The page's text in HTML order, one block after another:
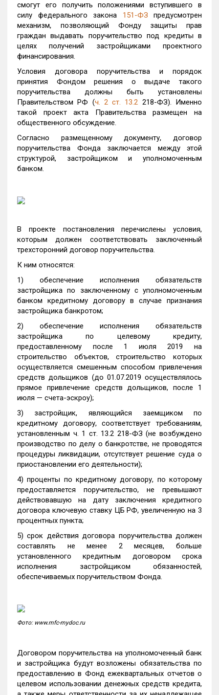
смогут его получить положениями вступившего в
силу федерального закона 151-ФЗ предусмотрен
механизм, позволяющий Фонду защиты прав
граждан выдавать поручительство под кредиты в
целях получений застройщиками проектного
финансирования.
Условия договора поручительства и порядок
принятия Фондом решения о выдаче такого
поручительства должны быть установлены
Правительством РФ (ч. 2 ст. 13.2 218-ФЗ). Именно
такой проект акта Правительства размещен на
общественного обсуждение.
Согласно размещенному документу, договор
поручительства Фонда заключается между этой
структурой, застройщиком ‎и уполномоченным
банком.
В проекте постановления перечислены условия,
которым должен соответствовать заключенный
трехсторонний договор поручительства.
К ним относятся:
1) обеспечение исполнения обязательств
застройщика по заключенному с уполномоченным
банком кредитному договору ‎в случае признания
застройщика банкротом;
2) обеспечение исполнения обязательств
застройщика по целевому кредиту,
предоставленному после 1 июля 2019 на
строительство объектов, строительство которых
осуществляется смешенным способом привлечения
средств дольщиков (до 01.07.2019 осуществлялось
прямое привлечение средств дольщиков, после 1
июля — счета-эскроу);
3) застройщик, являющийся заемщиком по
кредитному договору, соответствует требованиям,
установленным ч. 1 ст. 13.2 218-ФЗ (не возбуждено
производство по делу о банкротстве, не проводятся
процедуры ликвидации, отсутствует решение суда о
приостановлении его деятельности);
4) проценты по кредитному договору, по которому
предоставляется поручительство, не превышают
действовавшую на дату заключения кредитного
договора ключевую ставку ЦБ РФ, увеличенную на 3
процентных пункта;
5) срок действия договора поручительства должен
составлять не менее 2 месяцев, больше
установленного кредитным договором срока
исполнения застройщиком обязанностей,
обеспечиваемых поручительством Фонда.
Фото: www.mfc-mydoc.ru
Договором поручительства на уполномоченный банк
и застройщика будут возложены обязательства по
предоставлению в Фонд ежеквартальных отчетов о
целевом использовании денежных средств кредита,